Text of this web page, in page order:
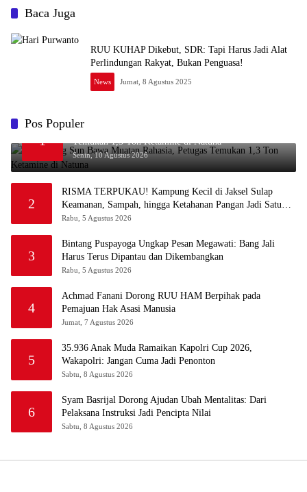
Baca Juga
RUU KUHAP Dikebut, SDR: Tapi Harus Jadi Alat
Perlindungan Rakyat, Bukan Penguasa!
News Jumat, 8 Agustus 2025
Pos Populer
1
Kapal King Sun Bawa Muatan Rahasia, Petugas
Temukan 1,3 Ton Ketamine di Natuna
Senin, 10 Agustus 2026
2
RISMA TERPUKAU! Kampung Kecil di Jaksel Sulap
Keamanan, Sampah, hingga Ketahanan Pangan Jadi Satu
Sistem
Rabu, 5 Agustus 2026
3
Bintang Puspayoga Ungkap Pesan Megawati: Bang Jali
Harus Terus Dipantau dan Dikembangkan
Rabu, 5 Agustus 2026
4
Achmad Fanani Dorong RUU HAM Berpihak pada
Pemajuan Hak Asasi Manusia
Jumat, 7 Agustus 2026
5
35.936 Anak Muda Ramaikan Kapolri Cup 2026,
Wakapolri: Jangan Cuma Jadi Penonton
Sabtu, 8 Agustus 2026
6
Syam Basrijal Dorong Ajudan Ubah Mentalitas: Dari
Pelaksana Instruksi Jadi Pencipta Nilai
Sabtu, 8 Agustus 2026